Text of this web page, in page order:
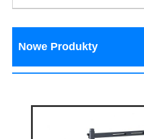
Nowe Produkty